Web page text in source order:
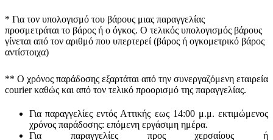
* Για τον υπολογισμό του βάρους μιας παραγγελίας
προσμετράται το βάρος ή ο όγκος. Ο τελικός υπολογισμός βάρους
γίνεται από τον αριθμό που υπερτερεί (βάρος ή ογκομετρικό βάρος
αντίστοιχα)
** Ο χρόνος παράδοσης εξαρτάται από την συνεργαζόμενη εταιρεία
courier καθώς και από τον τελικό προορισμό της παραγγελίας.
Για παραγγελίες εντός Αττικής εως 14:00 μ.μ. εκτιμώμενος
χρόνος παράδοσης: επόμενη εργάσιμη ημέρα.
Για παραγγελίες προς χερσαίους ή